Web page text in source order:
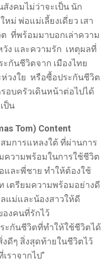
งคมไม่ว่าจะเป็น นัก
ม่ พ่อแม่เลี้ยงเดี่ยว เสา
ที่พร้อมมาบอกเล่าความ
ง และความรัก เหตุผลที่
กันชีวิตจาก เมืองไทย
วงใย หรือซื้อประกันชีวิต
อบครัวเดินหน้าต่อไปได้
ป็น
Tom) Content
มการแหลงใต้ ที่ผ่านการ
ความพร้อมในการใช้ชีวิต
และพี่ชาย ทำให้ต้องใช้
เตรียมความพร้อมอย่างดี
แม่และน้องสาวให้ดี
งคนที่รักไว้
ะกันชีวิตที่ทำให้ใช้ชีวิตได้
งดีๆ สิ่งสุดท้ายในชีวิตไว้
ราจากไป”